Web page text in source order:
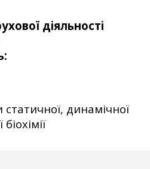
діяльності
:
динамічної